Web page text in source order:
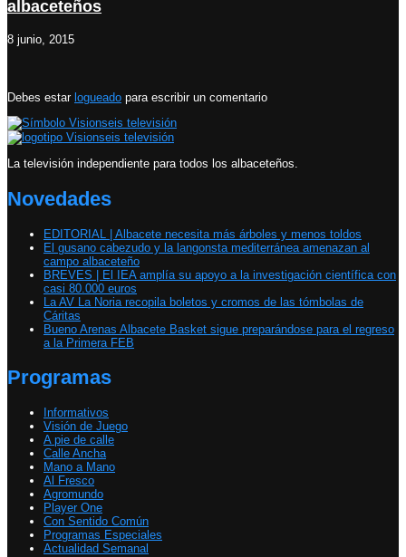
albaceteños
8 junio, 2015
Debes estar logueado para escribir un comentario
La televisión independiente para todos los albaceteños.
Novedades
EDITORIAL | Albacete necesita más árboles y menos toldos
El gusano cabezudo y la langonsta mediterránea amenazan al
campo albaceteño
BREVES | El IEA amplía su apoyo a la investigación científica con
casi 80.000 euros
La AV La Noria recopila boletos y cromos de las tómbolas de
Cáritas
Bueno Arenas Albacete Basket sigue preparándose para el regreso
a la Primera FEB
Programas
Informativos
Visión de Juego
A pie de calle
Calle Ancha
Mano a Mano
Al Fresco
Agromundo
Player One
Con Sentido Común
Programas Especiales
Actualidad Semanal